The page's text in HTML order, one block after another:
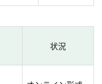
状況